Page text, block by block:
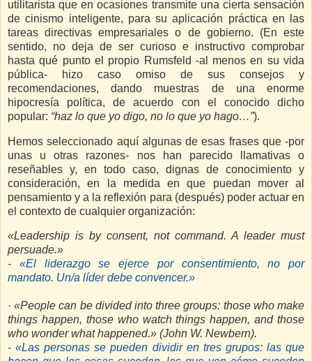
utilitarista que en ocasiones transmite una cierta sensación
de cinismo inteligente, para su aplicación práctica en las
tareas directivas empresariales o de gobierno. (En este
sentido, no deja de ser curioso e instructivo comprobar
hasta qué punto el propio Rumsfeld -al menos en su vida
pública- hizo caso omiso de sus consejos y
recomendaciones, dando muestras de una enorme
hipocresía política, de acuerdo con el conocido dicho
popular: “haz lo que yo digo, no lo que yo hago…”).
Hemos seleccionado aquí algunas de esas frases que -por
unas u otras razones- nos han parecido llamativas o
reseñables y, en todo caso, dignas de conocimiento y
consideración, en la medida en que puedan mover al
pensamiento y a la reflexión para (después) poder actuar en
el contexto de cualquier organización:
«Leadership is by consent, not command. A leader must
persuade.»
- «El liderazgo se ejerce por consentimiento, no por
mandato. Un/a líder debe convencer.»
· «People can be divided into three groups: those who make
things happen, those who watch things happen, and those
who wonder what happened.» (John W. Newbern).
- «Las personas se pueden dividir en tres grupos: las que